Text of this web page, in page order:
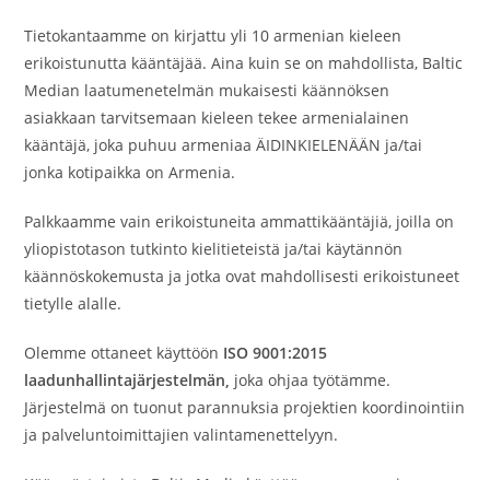
Tietokantaamme on kirjattu yli 10 armenian kieleen
erikoistunutta kääntäjää. Aina kuin se on mahdollista, Baltic
Median laatumenetelmän mukaisesti käännöksen
asiakkaan tarvitsemaan kieleen tekee armenialainen
kääntäjä, joka puhuu armeniaa ÄIDINKIELENÄÄN ja/tai
jonka kotipaikka on Armenia.
Palkkaamme vain erikoistuneita ammattikääntäjiä, joilla on
yliopistotason tutkinto kielitieteistä ja/tai käytännön
käännöskokemusta ja jotka ovat mahdollisesti erikoistuneet
tietylle alalle.
Olemme ottaneet käyttöön ISO 9001:2015
laadunhallintajärjestelmän, joka ohjaa työtämme.
Järjestelmä on tuonut parannuksia projektien koordinointiin
ja palveluntoimittajien valintamenettelyyn.